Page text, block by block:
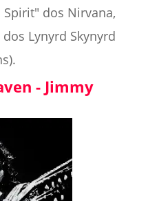
Spirit" dos Nirvana,
Lynyrd Skynyrd
- Jimmy